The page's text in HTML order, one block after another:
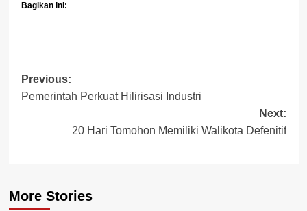
Bagikan ini:
Post
navigation
Previous:
Pemerintah Perkuat Hilirisasi Industri
Next:
20 Hari Tomohon Memiliki Walikota Defenitif
More Stories